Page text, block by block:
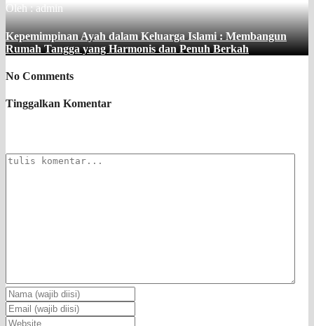
Oleh : admin
Kepemimpinan Ayah dalam Keluarga Islami : Membangun
Rumah Tangga yang Harmonis dan Penuh Berkah
No Comments
Tinggalkan Komentar